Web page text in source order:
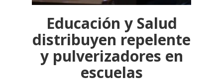
Educación y Salud
distribuyen repelente
y pulverizadores en
escuelas